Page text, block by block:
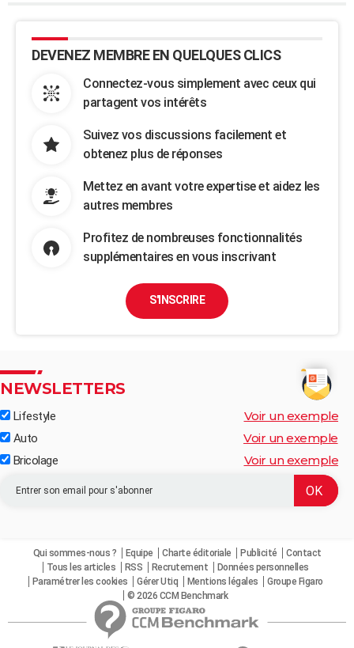
DEVENEZ MEMBRE EN QUELQUES CLICS
Connectez-vous simplement avec ceux qui
partagent vos intérêts
Suivez vos discussions facilement et
obtenez plus de réponses
Mettez en avant votre expertise et aidez les
autres membres
Profitez de nombreuses fonctionnalités
supplémentaires en vous inscrivant
S'INSCRIRE
NEWSLETTERS
Lifestyle Voir un exemple
Auto Voir un exemple
Bricolage Voir un exemple
Qui sommes-nous ? Equipe Charte éditoriale Publicité
Contact
Tous les articles
RSS Recrutement
Données personnelles
Paramétrer les cookies
Gérer Utiq Mentions légales
Groupe Figaro
© 2026 CCM Benchmark